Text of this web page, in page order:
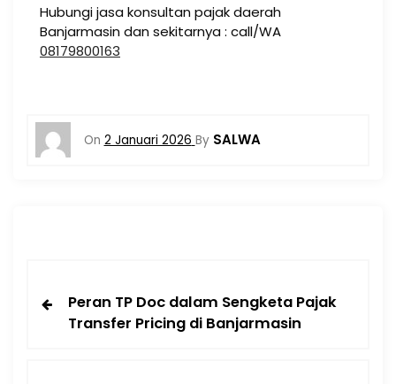
Hubungi jasa konsultan pajak daerah
Banjarmasin dan sekitarnya : call/WA
08179800163
On 2 Januari 2026 By SALWA
Peran TP Doc dalam Sengketa Pajak
Transfer Pricing di Banjarmasin